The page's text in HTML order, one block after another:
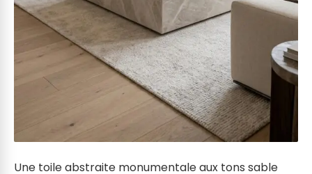
Une toile abstraite monumentale aux tons sable